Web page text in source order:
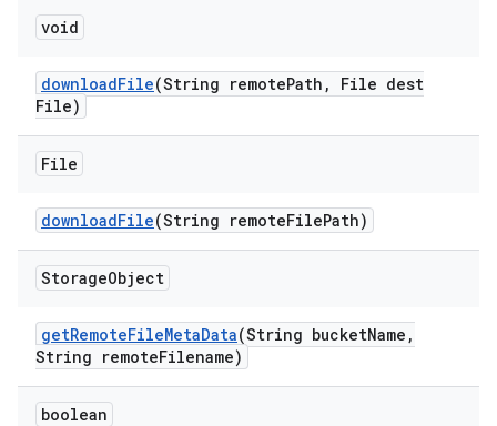
void
downloadFile(String remotePath ,
File dest
File)
File
downloadFile(String remoteFilePath)
StorageObject
getRemoteFileMetaData(String bucketName ,
String remoteFilename)
boolean